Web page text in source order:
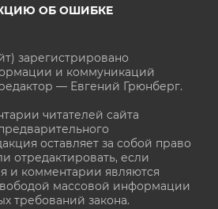
ОБ ОШИБКЕ
зарегистрировано
и коммуникаций
— Евгений Грюнберг.
читателей сайта
оставляет за собой право
отредактировать, если
и комментарии являются
массовой информации
требований закона.